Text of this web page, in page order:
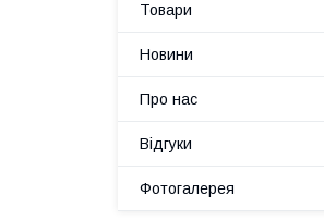
Товари
Новини
Про нас
Відгуки
Фотогалерея